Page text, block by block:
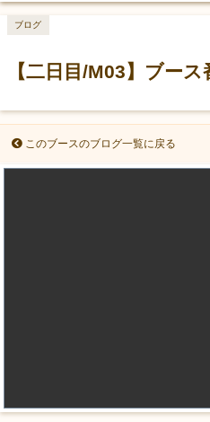
【二日目/M03】ブー
ブログ
このブースのブログ一覧に戻る